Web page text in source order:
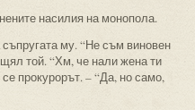
насилия на монопола.
му. “Не съм виновен
той. “Хм, че нали жена ти
прокурорът. – “Да, но само,